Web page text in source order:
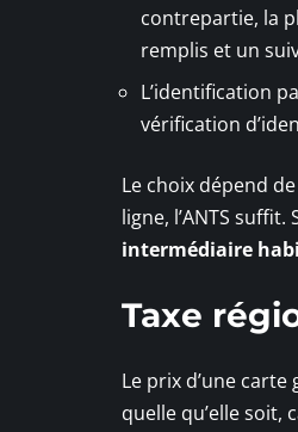
contrepartie, la
remplis et un
L’identification
vérification
Le choix dépend
ligne, l’ANTS
intermédiaire
Taxe
Le prix d’une
quelle qu’elle